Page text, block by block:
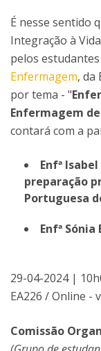
É nesse sentido
Integração à
pelos
Enfermagem, da
por tema - "
Enfermagem
contará com a
Enfª
preparação
Portuguesa
Enfª
29-04-2024 |
EA226 / Online -
Comissão